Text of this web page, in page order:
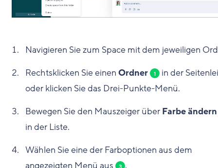
Navigieren Sie zum Space mit dem jeweiligen
Rechtsklicken Sie einen Ordner 1
in der
oder klicken Sie das Drei-Punkte-Menü.
Bewegen Sie den Mauszeiger über Farbe ändern
in der Liste.
Wählen Sie eine der Farboptionen aus dem
angezeigten Menü aus
.